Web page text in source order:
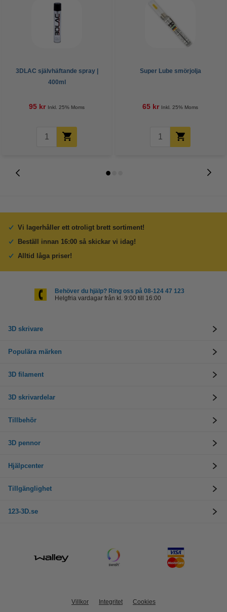
3DLAC självhäftande spray |
400ml
95 kr Inkl. 25% Moms
Super Lube smörjolja
65 kr Inkl. 25% Moms
Vi lagerhåller ett otroligt brett sortiment!
Beställ innan 16:00 så skickar vi idag!
Alltid låga priser!
Behöver du hjälp? Ring oss på 08-124 47 123
Helgfria vardagar från kl. 9:00 till 16:00
3D skrivare
Populära märken
3D filament
3D skrivardelar
Tillbehör
3D pennor
Hjälpcenter
Tillgänglighet
123-3D.se
Villkor Integritet Cookies